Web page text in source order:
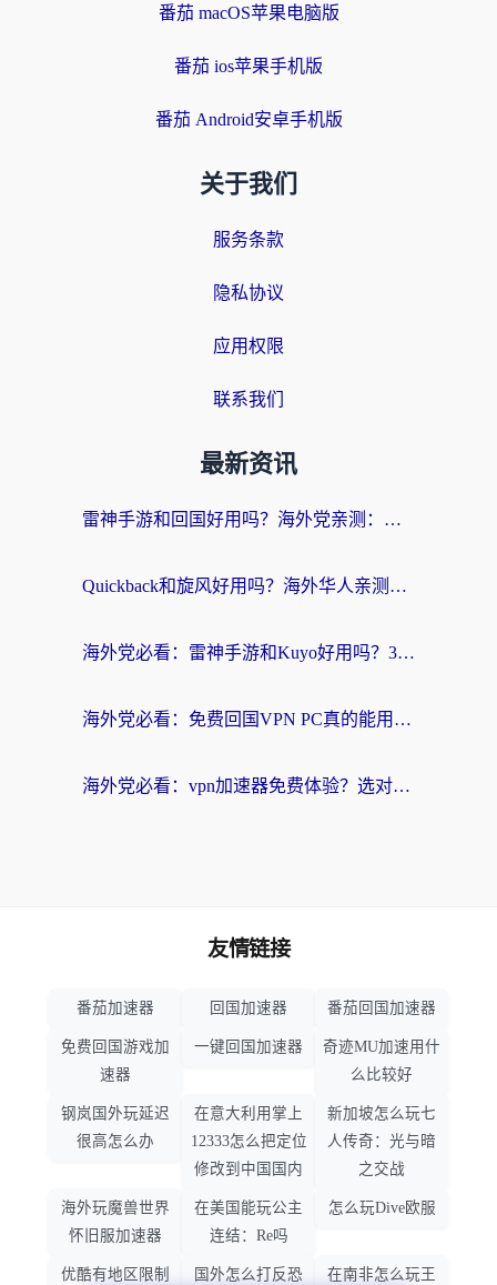
番茄 macOS苹果电脑版
番茄 ios苹果手机版
番茄 Android安卓手机版
关于我们
服务条款
隐私协议
应用权限
联系我们
最新资讯
雷神手游和回国好用吗？海外党亲测：选对加速器才能无缝刷剧打游戏
Quickback和旋风好用吗？海外华人亲测：选对回国加速器才能无缝看央视5
海外党必看：雷神手游和Kuyo好用吗？3款回国加速器实测+避坑指南
海外党必看：免费回国VPN PC真的能用？附国内高速VPN选择全攻略
海外党必看：vpn加速器免费体验？选对回国加速器才能无缝刷国内剧玩国服
友情链接
番茄加速器 回国加速器 番茄回国加速器
免费回国游戏加
速器
一键回国加速器
奇迹MU加速用什
么比较好
钢岚国外玩延迟
很高怎么办
在意大利用掌上
12333怎么把定位
修改到中国国内
新加坡怎么玩七
人传奇：光与暗
之交战
海外玩魔兽世界
怀旧服加速器
在美国能玩公主
连结：Re吗
怎么玩Dive欧服
优酷有地区限制 国外怎么打反恐 在南非怎么玩王